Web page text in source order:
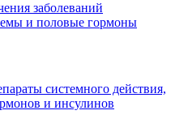
заболеваний
и половые гормоны
системного действия,
и инсулинов